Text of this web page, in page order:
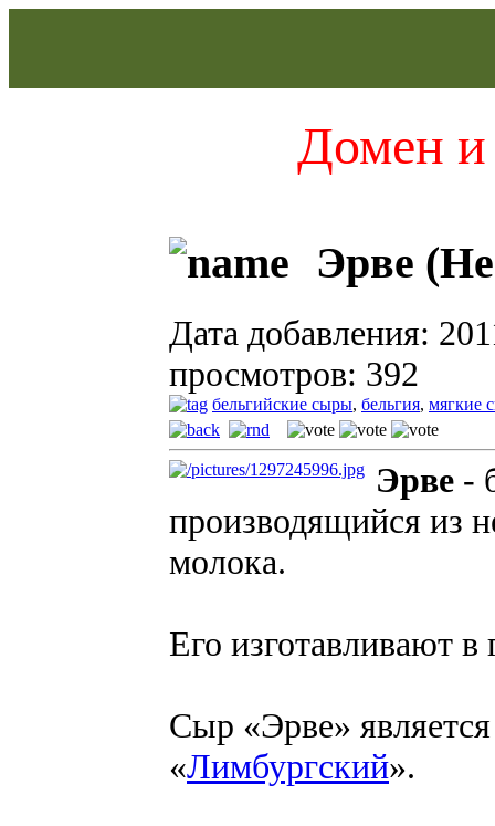
Домен и
Эрве
Дата добавления:
просмотров: 392
бельгийские сыры, бельгия, мягкие
Эрве -
производящийся из
молока.
Его изготавливают в
Сыр «Эрве»
«Лимбургский».